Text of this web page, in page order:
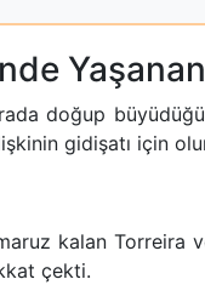
doğup
gidişatı için
kalan Torreira
çekti.